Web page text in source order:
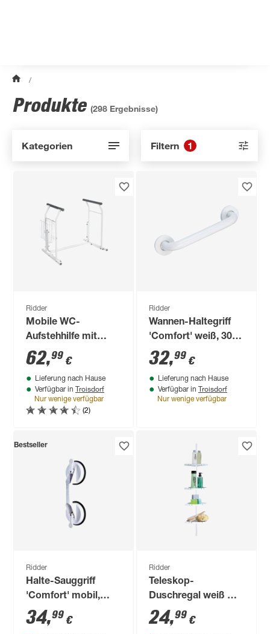
/
Produkte (298 Ergebnisse)
Kategorien Filtern 1
Ridder
Mobile WC-
Aufstehhilfe mit
Ablagekorb
'Comfort' weiß, bis
100 kg
62,99 €
Lieferung nach Hause
Verfügbar in Troisdorf
Nur wenige verfügbar
(2)
Ridder
Wannen-Haltegriff
'Comfort' weiß, 30
cm, bis 110 kg
32,99 €
Lieferung nach Hause
Verfügbar in Troisdorf
Nur wenige verfügbar
Bestseller
Ridder
Halte-Sauggriff
'Comfort' mobil,
weiß, 32 cm, bis 100
kg
34,99 €
Ridder
Teleskop-
Duschregal weiß mit
4 Ablageflächen
24,99 €